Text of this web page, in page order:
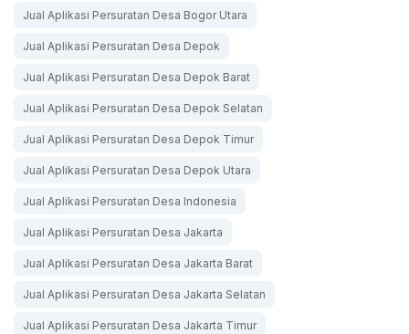
Jual Aplikasi Persuratan Desa Bogor Utara
Jual Aplikasi Persuratan Desa Depok
Jual Aplikasi Persuratan Desa Depok Barat
Jual Aplikasi Persuratan Desa Depok Selatan
Jual Aplikasi Persuratan Desa Depok Timur
Jual Aplikasi Persuratan Desa Depok Utara
Jual Aplikasi Persuratan Desa Indonesia
Jual Aplikasi Persuratan Desa Jakarta
Jual Aplikasi Persuratan Desa Jakarta Barat
Jual Aplikasi Persuratan Desa Jakarta Selatan
Jual Aplikasi Persuratan Desa Jakarta Timur